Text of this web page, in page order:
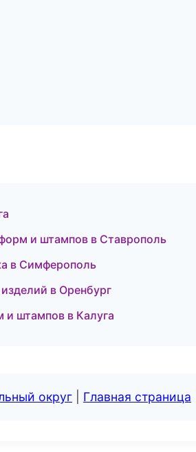
и штампов в Ставрополь
в Симферополь
в Оренбург
штампов в Калуга
округ Главная страница